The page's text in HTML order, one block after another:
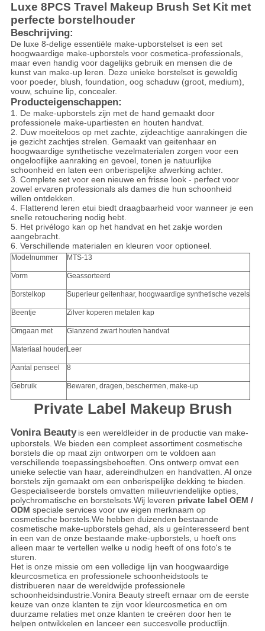
Luxe 8PCS Travel Makeup Brush Set Kit met
perfecte borstelhouder
Beschrijving:
De luxe 8-delige essentiële make-upborstelset is een set
hoogwaardige make-upborstels voor cosmetica-professionals,
maar even handig voor dagelijks gebruik en mensen die de
kunst van make-up leren. Deze unieke borstelset is geweldig
voor poeder, blush, foundation, oog schaduw (groot, medium),
vouw, schuine lip, concealer.
Producteigenschappen:
1. De make-upborstels zijn met de hand gemaakt door
professionele make-upartiesten en houten handvat.
2. Duw moeiteloos op met zachte, zijdeachtige aanrakingen die
je gezicht zachtjes strelen. Gemaakt van geitenhaar en
hoogwaardige synthetische vezelmaterialen zorgen voor een
ongelooflijke aanraking en gevoel, tonen je natuurlijke
schoonheid en laten een onberispelijke afwerking achter.
3. Complete set voor een nieuwe en frisse look - perfect voor
zowel ervaren professionals als dames die hun schoonheid
willen ontdekken.
4. Flatterend leren etui biedt draagbaarheid voor wanneer je een
snelle retouchering nodig hebt.
5. Het privélogo kan op het handvat en het zakje worden
aangebracht.
6. Verschillende materialen en kleuren voor optioneel.
Modelnummer MTS-13
Vorm Geassorteerd
Borstelkop Superieur geitenhaar, hoogwaardige synthetische vezels
Beentje Zilver koperen metalen kap
Omgaan met Glanzend zwart houten handvat
Materiaal houder Leer
Aantal penseel 8
Gebruik Bewaren, dragen, beschermen, make-up
Private Label Makeup Brush
Vonira Beauty is een wereldleider in de productie van make-
upborstels. We bieden een compleet assortiment cosmetische
borstels die op maat zijn ontworpen om te voldoen aan
verschillende toepassingsbehoeften. Ons ontwerp omvat een
unieke selectie van haar, adereindhulzen en handvatten. Al onze
borstels zijn gemaakt om een ​​onberispelijke dekking te bieden.
Gespecialiseerde borstels omvatten milieuvriendelijke opties,
polychromatische en borstelsets.Wij leveren private label OEM /
ODM speciale services voor uw eigen merknaam op
cosmetische borstels.We hebben duizenden bestaande
cosmetische make-upborstels gehad, als u geïnteresseerd bent
in een van de onze bestaande make-upborstels, u hoeft ons
alleen maar te vertellen welke u nodig heeft of ons foto's te
sturen.
Het is onze missie om een ​​volledige lijn van hoogwaardige
kleurcosmetica en professionele schoonheidstools te
distribueren naar de wereldwijde professionele
schoonheidsindustrie.Vonira Beautystreeft ernaar om de eerste
keuze van onze klanten te zijn voor kleurcosmetica en om
duurzame relaties met onze klanten te creëren door hen te
helpen ontwikkelen en lanceer een succesvolle productlijn.